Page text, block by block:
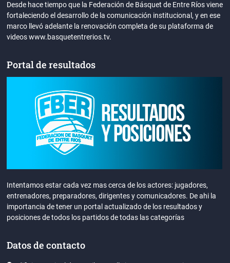
Desde hace tiempo que la Federación de Básquet de Entre Ríos viene
fortaleciendo el desarrollo de la comunicación institucional, y en ese
marco llevó adelante la renovación completa de su plataforma de
videos www.basquetentrerios.tv.
Portal de resultados
Intentamos estar cada vez mas cerca de los actores: jugadores,
entrenadores, preparadores, dirigentes y comunicadores. De ahi la
importancia de tener un portal actualizado de los resultados y
posiciones de todos los partidos de todas las categorías
Datos de contacto